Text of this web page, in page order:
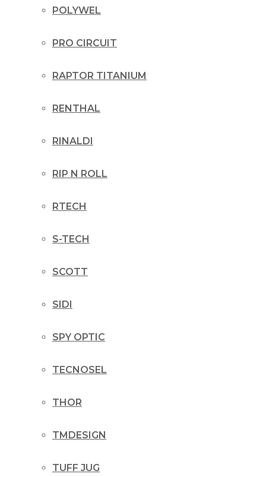
POLYWEL
PRO CIRCUIT
RAPTOR TITANIUM
RENTHAL
RINALDI
RIP N ROLL
RTECH
S-TECH
SCOTT
SIDI
SPY OPTIC
TECNOSEL
THOR
TMDESIGN
TUFF JUG